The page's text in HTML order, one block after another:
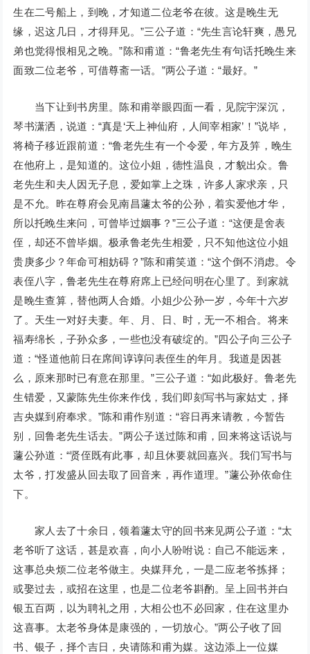
生在二号船上，到晚，才知道二位老爷在彼。这是晚生无
缘，迟这几日，才得拜见。”三公子道：“先生言论轩爽，愚兄
弟也觉得恨相见之晚。”陈和甫道：“鲁老先生有句话托晚生来
面致二位老爷，可借尊斋一话。”两公子道：“最好。”
当下让到书房里。陈和甫举眼四面一看，见院宇深沉，
琴书潇洒，说道：“真是‘天上神仙府，人间宰相家’！”说毕，
将椅子移近跟前道：“鲁老先生有一个令爱，年方及笄，晚生
在他府上，是知道的。这位小姐，德性温良，才貌出众。鲁
老先生和夫人因无子息，爱如掌上之珠，许多人家求亲，只
是不允。昨在尊府会见南昌蘧太爷的公孙，着实爱他才华，
所以托晚生来问，可曾毕过姻事？”三公子道：“这便是舍表
侄，却还不曾毕姻。极承鲁老先生相爱，只不知他这位小姐
贵庚多少？年命可相妨碍？”陈和甫笑道：“这个倒不消虑。令
表侄八字，鲁老先生在尊府席上已经问明在心里了。到家就
是晚生查算，替他两人合婚。小姐少公孙一岁，今年十六岁
了。天生一对好夫妻。年、月、日、时，无一不相合。将来
福寿绵长，子孙众多，一些也没有破绽的。”四公子向三公子
道：“怪道他前日在席间谆谆问表侄生的年月。我道是因甚
么，原来那时已有意在那里。”三公子道：“如此极好。鲁老先
生错爱，又蒙陈先生你来作伐，我们即刻写书与家姑丈，择
吉央媒到府奉求。”陈和甫作别道：“容日再来请教，今暂告
别，回鲁老先生话去。”两公子送过陈和甫，回来将这话说与
蘧公孙道：“贤侄既有此事，却且休要就回嘉兴。我们写书与
太爷，打发盛从回去取了回音来，再作道理。”蘧公孙依命住
下。
家人去了十余日，领着蘧太守的回书来见两公子道：“太
老爷听了这话，甚是欢喜，向小人吩咐说：自己不能远来，
这事总央烦二位老爷做主。央媒拜允，一是二应老爷拣择；
或娶过去，或招在这里，也是二位老爷斟酌。呈上回书并白
银五百两，以为聘礼之用，大相公也不必回家，住在这里办
这喜事。太老爷身体是康强的，一切放心。”两公子收了回
书、银子，择个吉日，央请陈和甫为媒。这边添上一位媒